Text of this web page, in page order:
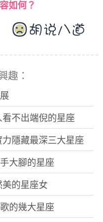
如何？
趣：
不出端倪的星座
隱藏最深三大星座
大腳的星座
的星座女
的幾大星座